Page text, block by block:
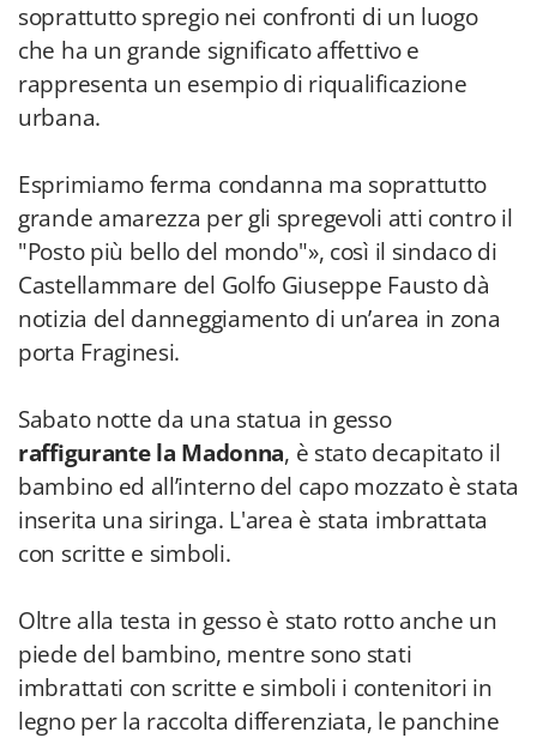
soprattutto spregio nei confronti di un luogo
che ha un grande significato affettivo e
rappresenta un esempio di riqualificazione
urbana.
Esprimiamo ferma condanna ma soprattutto
grande amarezza per gli spregevoli atti contro il
"Posto più bello del mondo"», così il sindaco di
Castellammare del Golfo Giuseppe Fausto dà
notizia del danneggiamento di un’area in zona
porta Fraginesi.
Sabato notte da una statua in gesso
raffigurante la Madonna, è stato decapitato il
bambino ed all’interno del capo mozzato è stata
inserita una siringa. L'area è stata imbrattata
con scritte e simboli.
Oltre alla testa in gesso è stato rotto anche un
piede del bambino, mentre sono stati
imbrattati con scritte e simboli i contenitori in
legno per la raccolta differenziata, le panchine